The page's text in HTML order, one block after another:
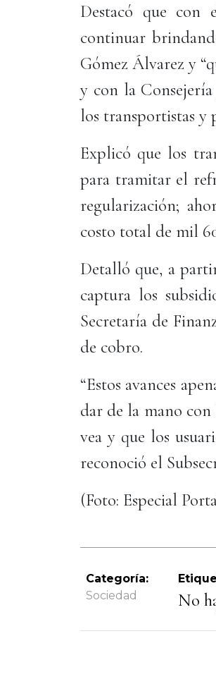
Destacó que
continuar
Gómez Álvarez y
y con la
los transportistas y
Explicó que los
para tramitar el
regularización;
costo total de mil
Detalló que, a
captura los
Secretaría de
de cobro.
“Estos avances
dar de la mano con
vea y que los
reconoció el
(Foto: Especial
Categoría:
Sociedad
No